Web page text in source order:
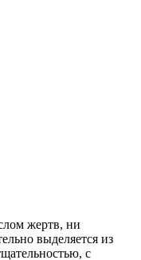
жертв, ни
выделяется из
с